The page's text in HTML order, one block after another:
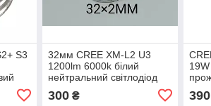
S3
фар
32мм CREE XM-L2 U3
1200lm 6000k білий
нейтральний світлодіод
300₴ 390